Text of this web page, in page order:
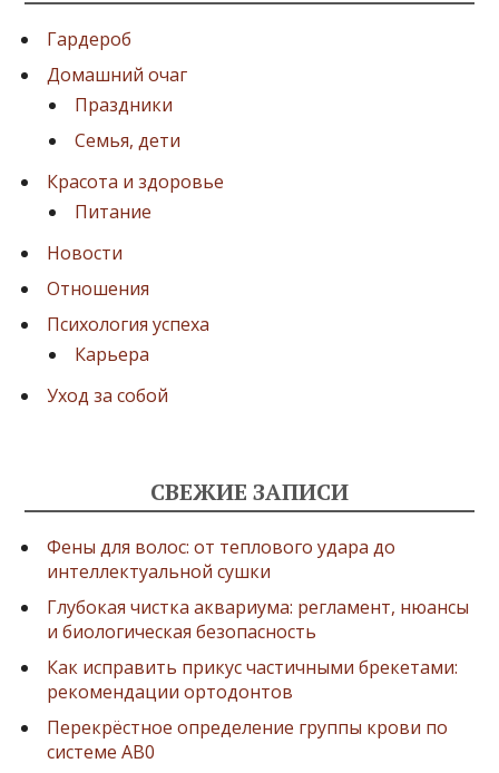
Гардероб
Домашний очаг
Праздники
Семья, дети
Красота и здоровье
Питание
Новости
Отношения
Психология успеха
Карьера
Уход за собой
СВЕЖИЕ ЗАПИСИ
Фены для волос: от теплового удара до
интеллектуальной сушки
Глубокая чистка аквариума: регламент, нюансы
и биологическая безопасность
Как исправить прикус частичными брекетами:
рекомендации ортодонтов
Перекрёстное определение группы крови по
системе AB0